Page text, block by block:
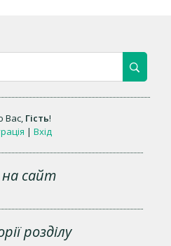
Вас, Гість!
| Вхід
на сайт
розділу